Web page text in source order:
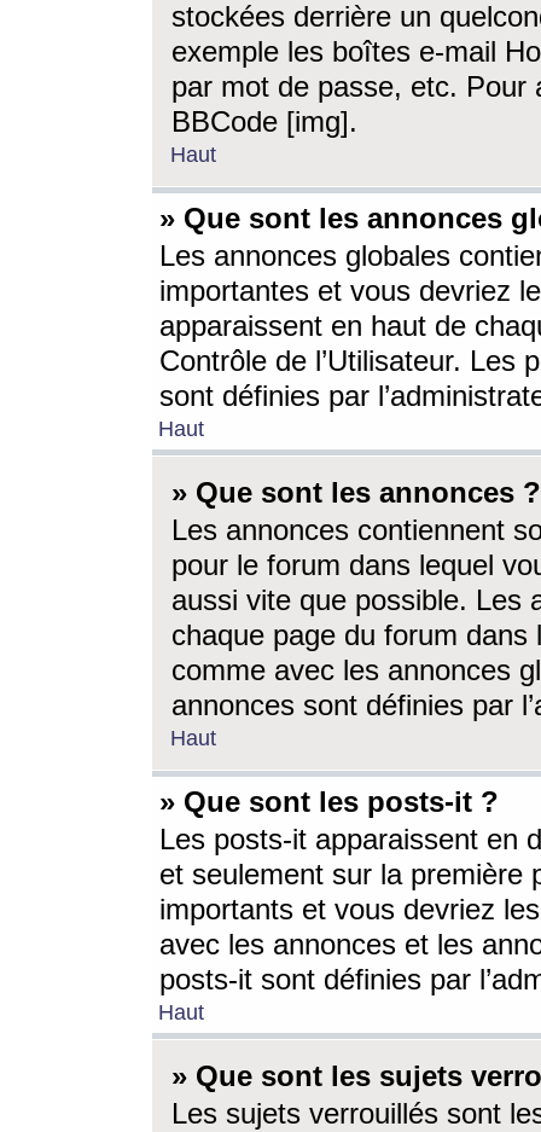
stockées derrière un
exemple les boîtes e-mail
par mot de passe, etc. Pour
BBCode [img].
Haut
» Que sont les annonces
Les annonces globales
importantes et vous devriez
apparaissent en haut de
Contrôle de l’Utilisateur. Les
sont définies par
Haut
» Que sont les annonces ?
Les annonces contiennent
pour le forum dans lequel
aussi vite que possible. Les
chaque page du forum dans
comme avec les annonces
annonces sont définies par
Haut
» Que sont les posts-it ?
Les posts-it apparaissent en
et seulement sur la première
importants et vous devriez
avec les annonces et les
posts-it sont définies par
Haut
» Que sont les sujets
Les sujets verrouillés sont